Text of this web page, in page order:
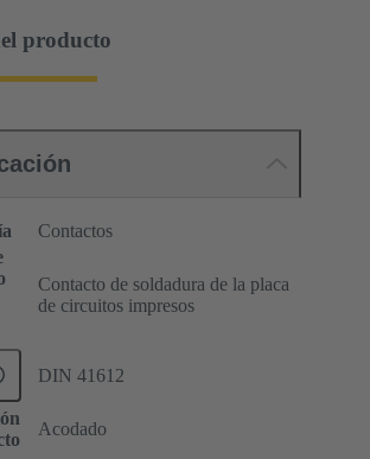
producto
Contactos
Contacto de soldadura de la placa
de circuitos impresos
DIN 41612
Acodado